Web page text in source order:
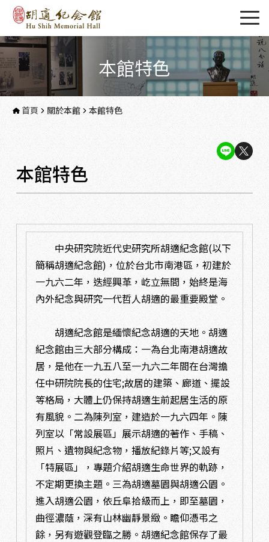
本館特色
首頁 關於本館 本館特色
本館特色
中央研究院近代史研究所胡適紀念館(以下
簡稱胡適紀念館)，位於台北市南港區，初建於
一九六二年，迭經興革，屹立無間，始終是海
內外紀念與研究一代哲人胡適的最重要殿堂。
胡適紀念館是緬懷紀念胡適的天地。胡適
紀念館由三大部分構成：一為台北南港胡適故
居，是他在一九五八至一九六二年間在台灣擔
任中研院院長的住宅;故居的建築、廊道、擺設
等格局，大體上仍保持胡適生前起居生活的原
有風貌。二為陳列室，建造於一九六四年。陳
列室以「常設展區」展示胡適的著作、手稿、
照片、遺物與紀念物，播放紀錄片等;又設有
「特展區」，專題介紹胡適生命世界的軌跡，
不定期更換主題。三為胡適墓園與胡適公園。
進入胡適公園，依丘阜拾級而上，即至墓園，
曲徑濃蔭，深有山林幽靜景緻。瞻仰憑弔之
餘，另有遊觀登臨之勝。胡適紀念館保存了最